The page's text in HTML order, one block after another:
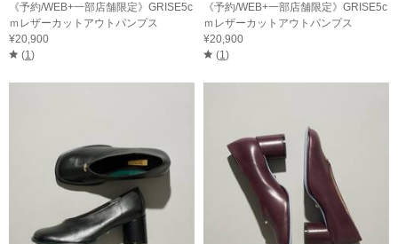
《予約/WEB+一部店舗限定》GRISE5c
ｍレザーカットアウトパンプス
¥20,900
(1)
《予約/WEB+一部店舗限定》GRISE5c
ｍレザーカットアウトパンプス
¥20,900
(1)